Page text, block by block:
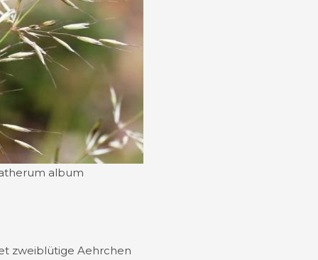
album
zweiblütige Aehrchen